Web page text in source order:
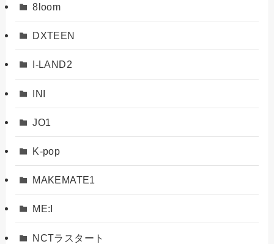
8loom
DXTEEN
I-LAND2
INI
JO1
K-pop
MAKEMATE1
ME:I
NCTラスタート